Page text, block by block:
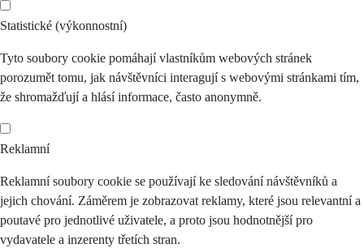
Statistické (výkonnostní)
Tyto soubory cookie pomáhají vlastníkům webových stránek
porozumět tomu, jak návštěvníci interagují s webovými stránkami tím,
že shromažďují a hlásí informace, často anonymně.
Reklamní
Reklamní soubory cookie se používají ke sledování návštěvníků a
jejich chování. Záměrem je zobrazovat reklamy, které jsou relevantní a
poutavé pro jednotlivé uživatele, a proto jsou hodnotnější pro
vydavatele a inzerenty třetích stran.